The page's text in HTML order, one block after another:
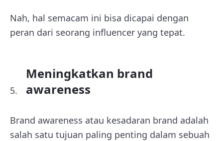
Nah, hal semacam ini bisa dicapai dengan
peran dari seorang influencer yang tepat.
Meningkatkan brand
awareness
Brand awareness atau kesadaran brand adalah
salah satu tujuan paling penting dalam sebuah